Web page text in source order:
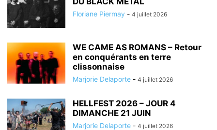
Floriane Piermay - 4 juillet 2026
WE CAME AS ROMANS – Retour
en conquérants en terre
clissonnaise
Marjorie Delaporte - 4 juillet 2026
HELLFEST 2026 – JOUR 4
DIMANCHE 21 JUIN
Marjorie Delaporte - 4 juillet 2026